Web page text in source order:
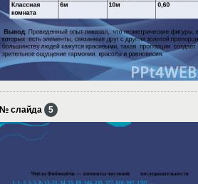
№ слайда 5